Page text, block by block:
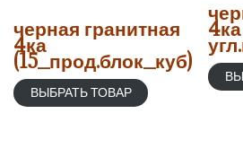
черная гранитная
4ка
(15_прод.блок_куб)
ВЫБРАТЬ ТОВАР